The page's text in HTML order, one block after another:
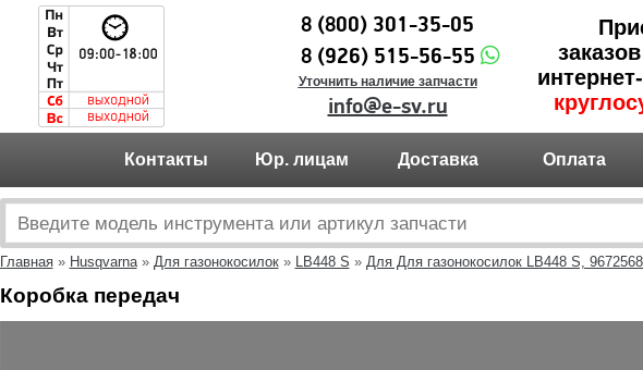
8 (800) 301-35-05
8 (926) 515-56-55
Уточнить наличие запчасти
info@e-sv.ru
Контакты Юр. лицам Доставка Оплата
Главная» Husqvarna» Для газонокосилок» LB448 S » Для Для газонокосилок LB448 S,
Коробка передач